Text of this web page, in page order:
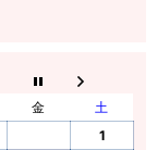
金
土
1